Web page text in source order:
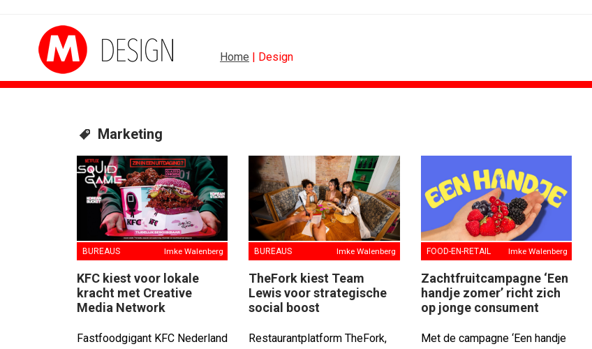
Home | Design
Marketing
BUREAUS Imke Walenberg
KFC kiest voor lokale
kracht met Creative
Media Network
Fastfoodgigant KFC Nederland
BUREAUS Imke Walenberg
TheFork kiest Team
Lewis voor strategische
social boost
Restaurantplatform TheFork,
FOOD-EN-RETAIL Imke Walenberg
Zachtfruitcampagne ‘Een
handje zomer’ richt zich
op jonge consument
Met de campagne ‘Een handje
FOOD EN RETAIL
Blokker zet 130 jaar...
Regionale lunchketens scoren hoogste...
Gadiza Saaidi (Unilever): 'De beste...
Maggi lanceert Heat & Eat met...
Grolsch lanceert campagne voor...
FSIN: Nederlanders eten uitbundiger...
Sander Pluijm van Abovo Maxlead naar...
Omnicom Media als eerste in...
Tien nieuwe genomineerden voor Ster...
Storytel zet luisteren onderweg...
Ster start Goede Loeki
Margriet van der Linden blijft...
Nederland in kopgroep Europese...
Allianz Direct ‘kaapt’...
VanMoof zet antidiefstal centraal
RTV Oost zet AI-presentator in voor...
Greetz lanceert campagne met Roy...